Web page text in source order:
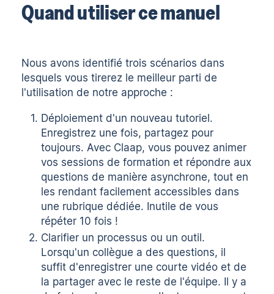
Quand utiliser ce manuel
Nous avons identifié trois scénarios dans
lesquels vous tirerez le meilleur parti de
l'utilisation de notre approche :
Déploiement d'un nouveau tutoriel.
Enregistrez une fois, partagez pour
toujours. Avec Claap, vous pouvez animer
vos sessions de formation et répondre aux
questions de manière asynchrone, tout en
les rendant facilement accessibles dans
une rubrique dédiée. Inutile de vous
répéter 10 fois !
Clarifier un processus ou un outil.
Lorsqu'un collègue a des questions, il
suffit d'enregistrer une courte vidéo et de
la partager avec le reste de l'équipe. Il y a